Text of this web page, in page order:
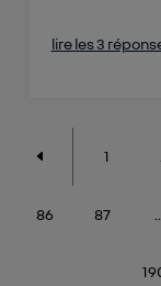
lire les 3
1
86 87